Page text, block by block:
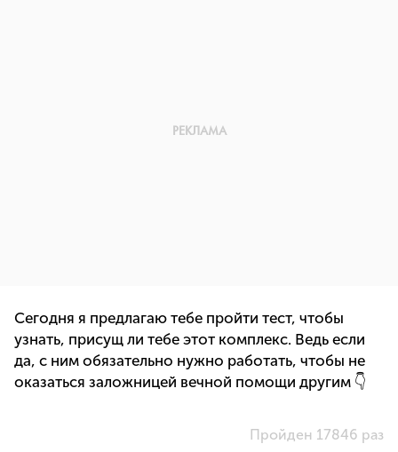
Сегодня я предлагаю тебе пройти тест, чтобы
узнать, присущ ли тебе этот комплекс. Ведь если
да, с ним обязательно нужно работать, чтобы не
оказаться заложницей вечной помощи другим 👇
Пройден 17846 раз